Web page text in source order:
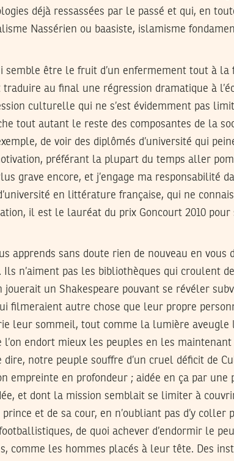
déjà ressassées par le passé et qui, en
Nassérien ou baasiste, islamisme
semble être le fruit d’un enfermement tout à la
au final une régression dramatique à
culturelle qui ne s’est évidemment pas
tout autant le reste des composantes de la
de voir des diplômés d’université qui
préférant la plupart du temps aller
grave encore, et j’engage ma responsabilité
en littérature française, qui ne
il est le lauréat du prix Goncourt 2010
apprends sans doute rien de nouveau en vous
Ils n’aiment pas les bibliothèques qui croulent
jouerait un Shakespeare pouvant se révéler
filmeraient autre chose que leur propre
leur sommeil, tout comme la lumière aveugle
l’on endort mieux les peuples en les maintenant
notre peuple souffre d’un cruel déficit de
empreinte en profondeur ; aidée en ça par une
et dont la mission semblait se limiter à
et de sa cour, en n’oubliant pas d’y coller
de quoi achever d’endormir le
comme les hommes placés à leur tête. Des